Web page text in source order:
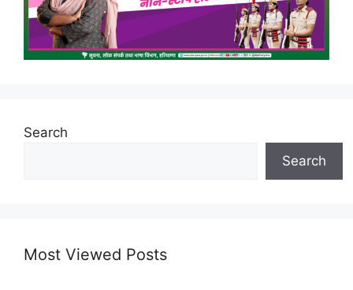
Search
Search
Most Viewed Posts